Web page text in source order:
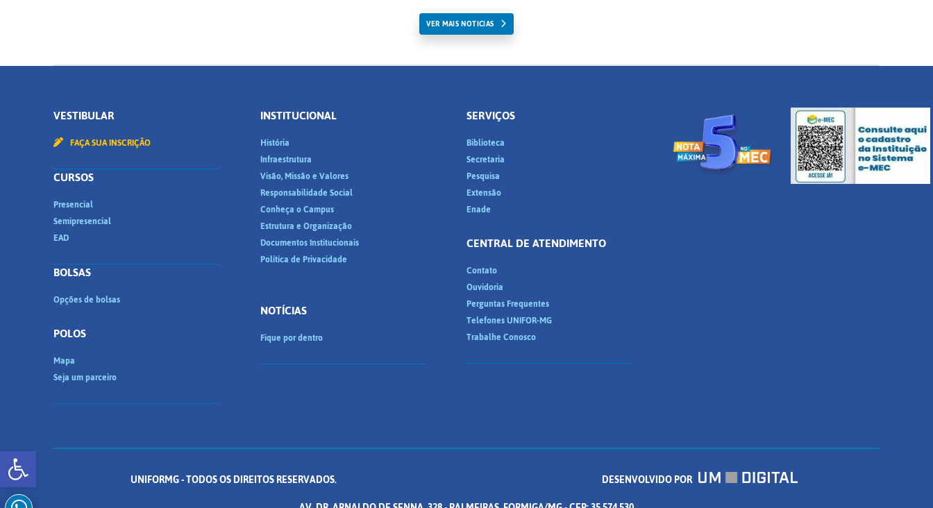
Abrir a barra de ferramentas
VER MAIS NOTICIAS
VESTIBULAR
FAÇA SUA INSCRIÇÃO
CURSOS
Presencial
Semipresencial
EAD
BOLSAS
Opções de bolsas
POLOS
Mapa
Seja um parceiro
INSTITUCIONAL
História
Infraestrutura
Visão, Missão e Valores
Responsabilidade Social
Conheça o Campus
Estrutura e Organização
Documentos Institucionais
Política de Privacidade
NOTÍCIAS
Fique por dentro
SERVIÇOS
Biblioteca
Secretaria
Pesquisa
Extensão
Enade
CENTRAL DE ATENDIMENTO
Contato
Ouvidoria
Perguntas Frequentes
Telefones UNIFOR-MG
Trabalhe Conosco
UNIFORMG - TODOS OS DIREITOS RESERVADOS.
DESENVOLVIDO POR